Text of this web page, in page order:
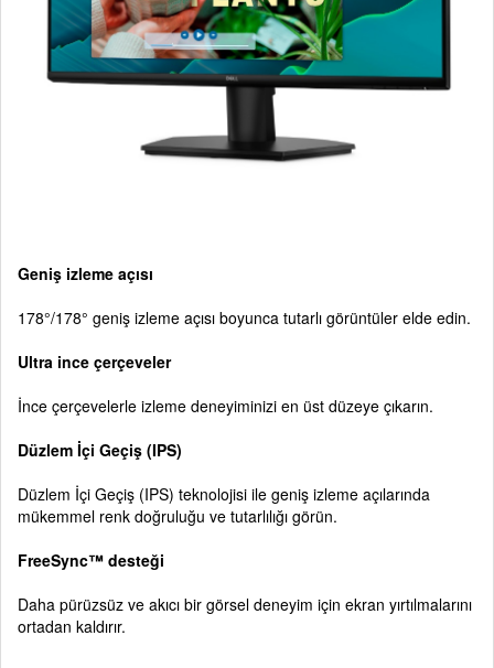
Geniş izleme açısı
178°/178° geniş izleme açısı boyunca tutarlı görüntüler elde edin.
Ultra ince çerçeveler
İnce çerçevelerle izleme deneyiminizi en üst düzeye çıkarın.
Düzlem İçi Geçiş (IPS)
Düzlem İçi Geçiş (IPS) teknolojisi ile geniş izleme açılarında
mükemmel renk doğruluğu ve tutarlılığı görün.
FreeSync™ desteği
Daha pürüzsüz ve akıcı bir görsel deneyim için ekran yırtılmalarını
ortadan kaldırır.